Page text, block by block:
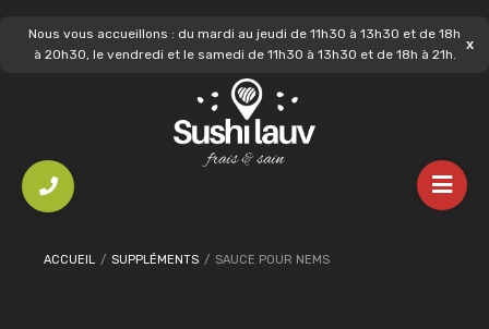
Nous vous accueillons : du mardi au jeudi de 11h30 à 13h30 et de 18h
à 20h30, le vendredi et le samedi de 11h30 à 13h30 et de 18h à 21h.
ACCUEIL / SUPPLÉMENTS / SAUCE POUR NEMS